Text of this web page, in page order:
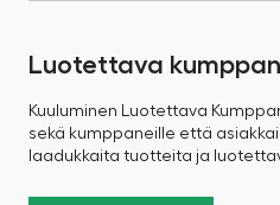
Luotettava
Kuuluminen Luotettava
sekä kumppaneille että
laadukkaita tuotteita ja